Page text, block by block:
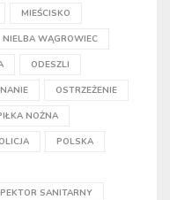
MIEŚCISKO
NIELBA WĄGROWIEC
ODESZLI
OSTRZEŻENIE
NOŻNA
POLSKA
SANITARNY